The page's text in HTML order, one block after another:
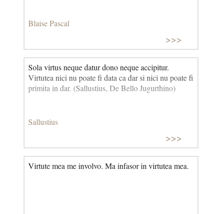
Blaise Pascal
>>>
Sola virtus neque datur dono neque accipitur.
Virtutea nici nu poate fi data ca dar si nici nu poate fi
primita in dar. (Sallustius, De Bello Jugurthino)
Sallustius
>>>
Virtute mea me involvo. Ma infasor in virtutea mea.